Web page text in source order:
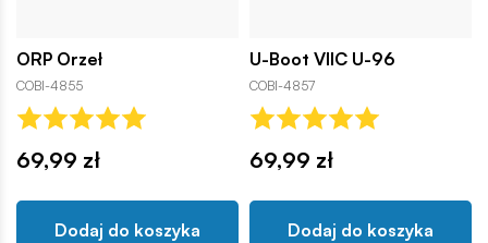
ORP Orzeł
COBI-4855
69,99 zł
Dodaj do koszyka
U-Boot VIIC U-96
COBI-4857
69,99 zł
Dodaj do koszyka